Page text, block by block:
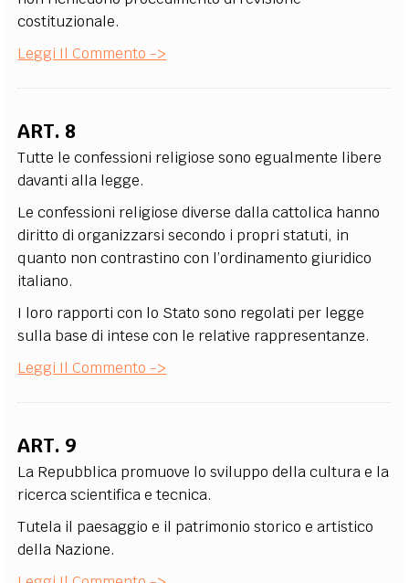
costituzionale.
Leggi Il Commento ->
ART. 8
Tutte le confessioni religiose sono egualmente libere
davanti alla legge.
Le confessioni religiose diverse dalla cattolica hanno
diritto di organizzarsi secondo i propri statuti, in
quanto non contrastino con l’ordinamento giuridico
italiano.
I loro rapporti con lo Stato sono regolati per legge
sulla base di intese con le relative rappresentanze.
Leggi Il Commento ->
ART. 9
La Repubblica promuove lo sviluppo della cultura e la
ricerca scientifica e tecnica.
Tutela il paesaggio e il patrimonio storico e artistico
della Nazione.